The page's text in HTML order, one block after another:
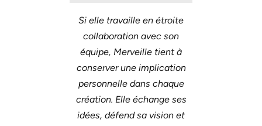
Si elle travaille en étroite
collaboration avec son
équipe, Merveille tient à
conserver une implication
personnelle dans chaque
création. Elle échange ses
idées, défend sa vision et